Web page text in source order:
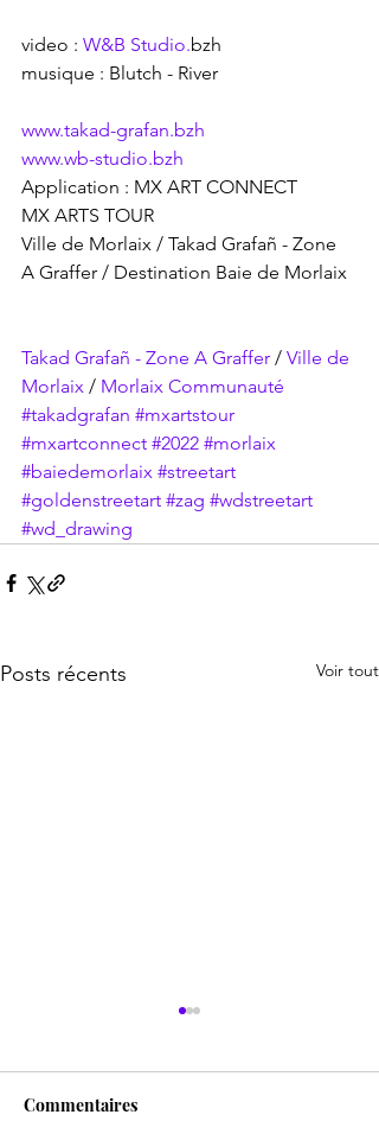
video : W&B Studio.bzh
musique : Blutch - River
www.takad-grafan.bzh
www.wb-studio.bzh
Application : MX ART CONNECT
MX ARTS TOUR
Ville de Morlaix / Takad Grafañ - Zone
A Graffer / Destination Baie de Morlaix
Takad Grafañ - Zone A Graffer / Ville de
Morlaix / Morlaix Communauté
#takadgrafan #mxartstour
#mxartconnect #2022 #morlaix
#baiedemorlaix #streetart
#goldenstreetart #zag #wdstreetart
#wd_drawing
Posts récents Voir tout
Commentaires